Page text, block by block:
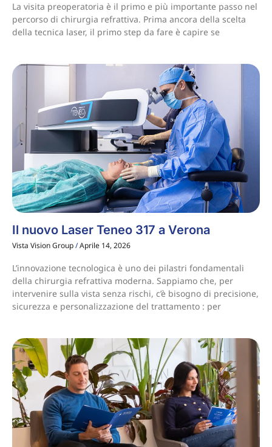
La visita preoperatoria è il primo e più importante passo nel
percorso di chirurgia refrattiva. Prima ancora della scelta
della tecnica laser, il primo step da fare è capire se
Il nuovo Laser Teneo 317 a Verona
Vista Vision Group Aprile 14, 2026
L’innovazione tecnologica è uno dei pilastri fondamentali
della chirurgia refrattiva moderna. Sappiamo che, per
intervenire sulla vista senza rischi, c’è bisogno di precisione,
sicurezza e personalizzazione del trattamento : per